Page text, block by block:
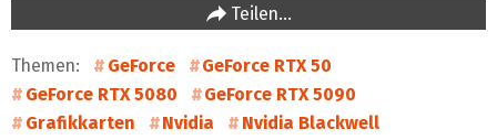
Teilen…
Themen: GeForce
GeForce RTX 50
GeForce RTX 5080
GeForce RTX 5090
Grafikkarten
Nvidia Nvidia Blackwell